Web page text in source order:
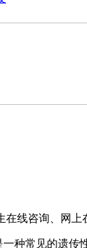
在线咨询、网
种常见的遗